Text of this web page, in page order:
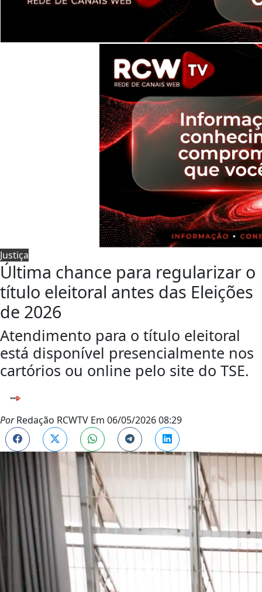
Justiça
Última chance para regularizar o
título eleitoral antes das Eleições
de 2026
Atendimento para o título eleitoral
está disponível presencialmente nos
cartórios ou online pelo site do TSE.
PorRedação RCWTV Em 06/05/2026 08:29